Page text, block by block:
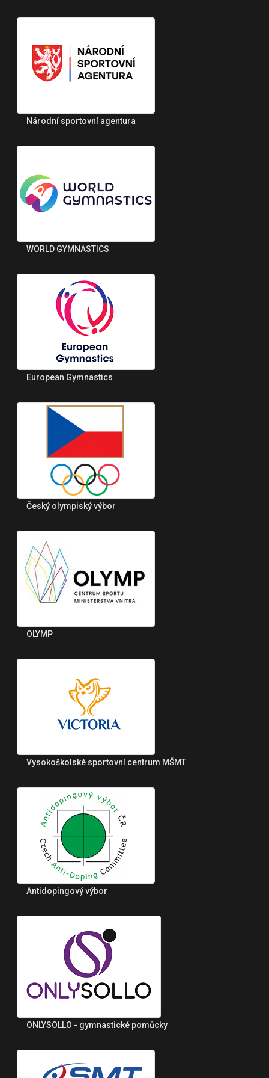
Národní sportovní agentura
WORLD GYMNASTICS
European Gymnastics
Český olympiský výbor
OLYMP
Vysokoškolské sportovní centrum MŠMT
Antidopingový výbor
ONLYSOLLO - gymnastické pomůcky